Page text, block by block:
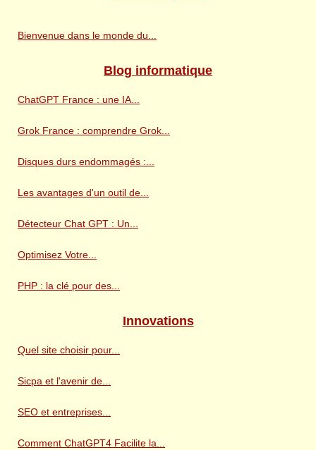
Bienvenue dans le monde du...
Blog informatique
ChatGPT France : une IA...
Grok France : comprendre Grok...
Disques durs endommagés :...
Les avantages d'un outil de...
Détecteur Chat GPT : Un...
Optimisez Votre...
PHP : la clé pour des...
Innovations
Quel site choisir pour...
Sicpa et l'avenir de...
SEO et entreprises...
Comment ChatGPT4 Facilite la...